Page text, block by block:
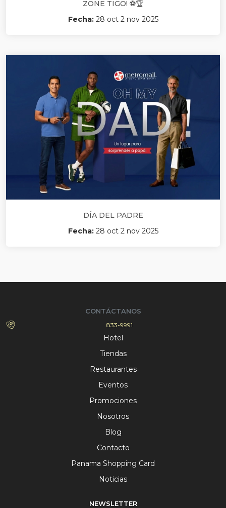
ZONE TIGO! ⚽🏆
Fecha:28 oct 2 nov 2025
DÍA DEL PADRE
Fecha:28 oct 2 nov 2025
CONTÁCTANOS
833-9991
Hotel
Tiendas
Restaurantes
Eventos
Promociones
Nosotros
Blog
Contacto
Panama Shopping Card
Noticias
NEWSLETTER